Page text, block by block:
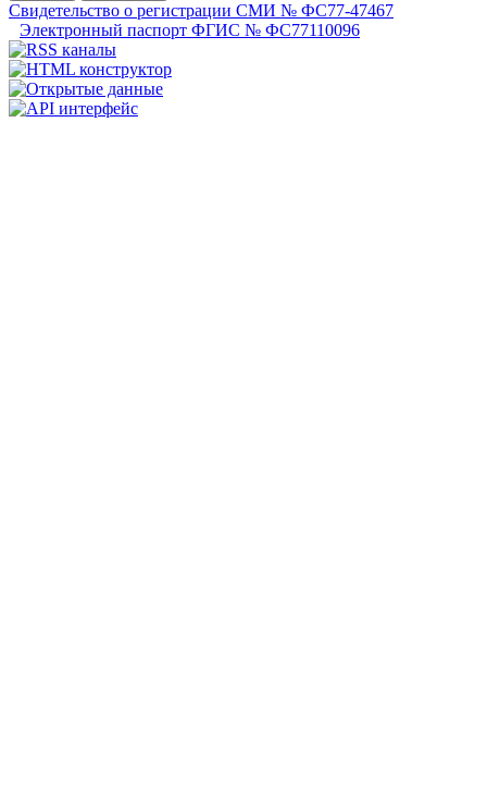
Свидетельство о регистрации СМИ № ФС77-47467
Электронный паспорт ФГИС № ФС77110096